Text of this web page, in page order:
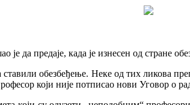
је да предаје, када је изнесен од стране
обезбеђење. Неке од тих ликова
који није потписао нови Уговор о